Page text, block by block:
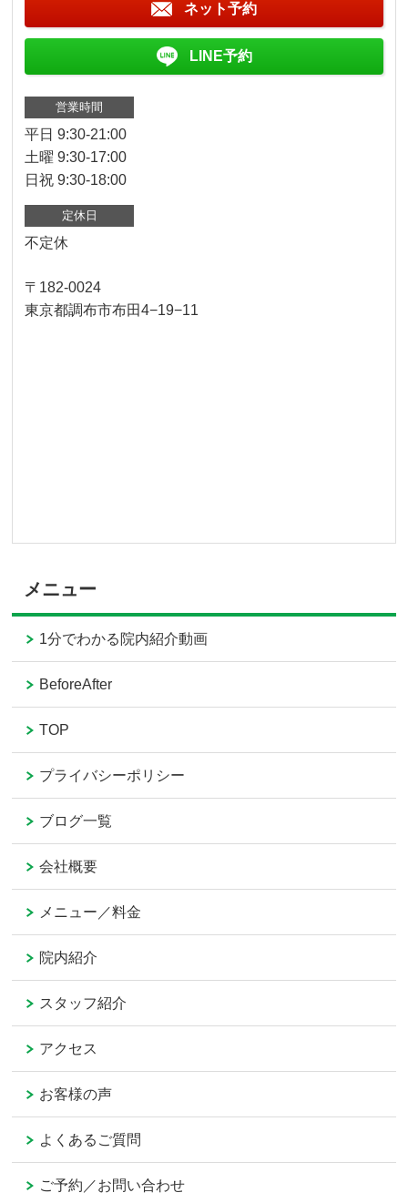
ネット予約
LINE予約
営業時間
平日 9:30-21:00
土曜 9:30-17:00
日祝 9:30-18:00
定休日
不定休
〒182-0024
東京都調布市布田4−19−11
メニュー
1分でわかる院内紹介動画
BeforeAfter
TOP
プライバシーポリシー
ブログ一覧
会社概要
メニュー／料金
院内紹介
スタッフ紹介
アクセス
お客様の声
よくあるご質問
ご予約／お問い合わせ